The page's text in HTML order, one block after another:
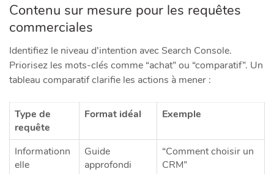
Contenu sur mesure pour les requêtes
commerciales
Identifiez le niveau d’intention avec Search Console.
Priorisez les mots-clés comme “achat” ou “comparatif”. Un
tableau comparatif clarifie les actions à mener :
Type de
requête
Format idéal Exemple
Informationn
elle
Guide
approfondi
“Comment choisir un
CRM”